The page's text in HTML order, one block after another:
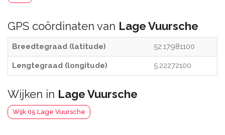
GPS coördinaten van Lage Vuursche
Breedtegraad (latitude) 52.17981100
Lengtegraad (longitude) 5.22272100
Wijken in Lage Vuursche
Wijk 05 Lage Vuursche